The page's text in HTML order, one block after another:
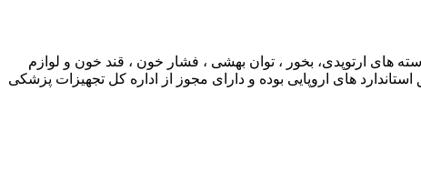
ارتوپدی، بخور ، توان بهشی ، فشار خون ، قند خون و لوازم
های اروپایی بوده و دارای مجوز از اداره کل تجهیزات پزشکی